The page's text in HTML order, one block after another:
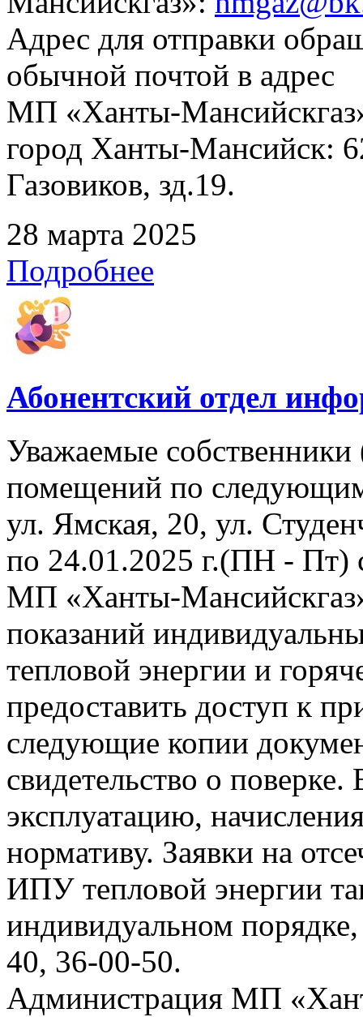
Адрес для отправки
обычной почтой в адрес
МП «Ханты-
город Ханты-Мансийск:
Газовиков, зд.19.
28 марта 2025
Подробнее
Абонентский отдел
Уважаемые
помещений по
ул. Ямская, 20, ул.
по 24.01.2025 г.(ПН - Пт)
МП «Ханты-Мансийскгаз»
показаний
тепловой энергии и
предоставить доступ к
следующие копии
свидетельство о
эксплуатацию,
нормативу. Заявки на
ИПУ тепловой энергии
индивидуальном
40, 36-00-50.
Администрация МП